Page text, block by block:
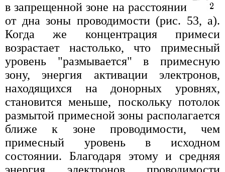
в запрещенной зоне на расстоянии
от дна зоны проводимости (рис. 53, а).
Когда же концентрация примеси
возрастает настолько, что примесный
уровень "размывается" в примесную
зону, энергия активации электронов,
находящихся на донорных уровнях,
становится меньше, поскольку потолок
размытой примесной зоны располагается
ближе к зоне проводимости, чем
примесный уровень в исходном
состоянии. Благодаря этому и средняя